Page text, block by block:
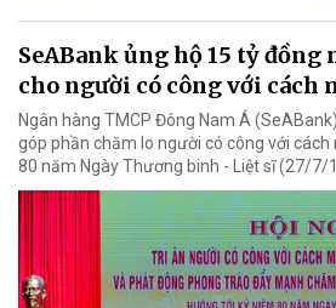
SeABank ủng hộ 15 tỷ đồng
cho người có công với cách
Ngân hàng TMCP Đông Nam Á
góp phần chăm lo người có công với
80 năm Ngày Thương binh - Liệt sĩ (27/7/